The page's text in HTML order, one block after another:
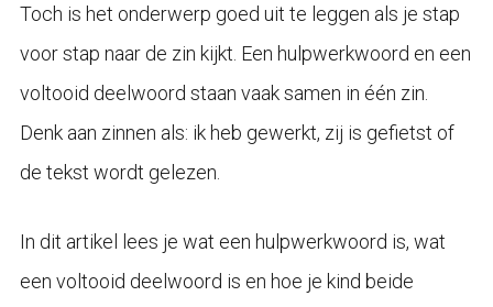
Toch is het onderwerp goed uit te leggen als je stap
voor stap naar de zin kijkt. Een hulpwerkwoord en een
voltooid deelwoord staan vaak samen in één zin.
Denk aan zinnen als: ik heb gewerkt, zij is gefietst of
de tekst wordt gelezen.
In dit artikel lees je wat een hulpwerkwoord is, wat
een voltooid deelwoord is en hoe je kind beide